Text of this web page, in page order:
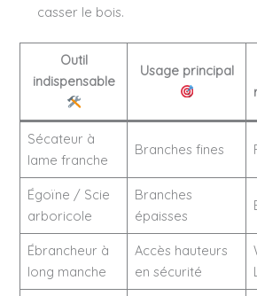
casser le bois.
Outil
indispensable
Usage principal
Sécateur à
lame franche
Branches fines
Égoïne / Scie
arboricole
Branches
épaisses
Ébrancheur à
long manche
Accès hauteurs
en sécurité